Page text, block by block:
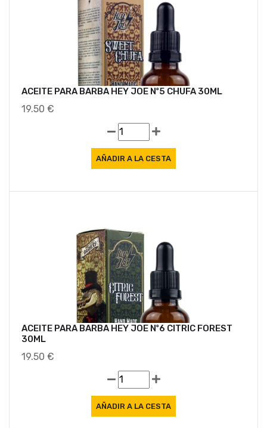
ACEITE PARA BARBA HEY JOE Nº5 CHUFA 30ML
19.50 €
ACEITE PARA BARBA HEY JOE Nº6 CITRIC FOREST
30ML
19.50 €